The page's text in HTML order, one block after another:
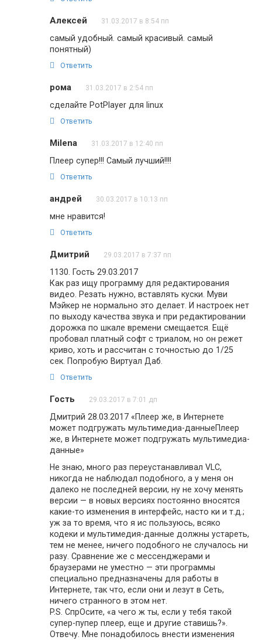
Алексей 31.03.2017 в 8:54 пп
самый удобный. самый красивый. самый
понятный)
Ответить
рома 31.03.2017 в 2:54 пп
сделайте PotPlayer для linux
Ответить
Milena 31.03.2017 в 12:40 пп
Плеер супер!!! Самый лучший!!!!
Ответить
андрей 30.03.2017 в 10:13 пп
мне нравится!
Ответить
Дмитрий 29.03.2017 в 7:37 пп
1130. Гость 29.03.2017
Как раз ищу программу для редактирования
видео. Резать нужно, вставлять куски. Муви
Мэйкер не нормально это делает. И настроек нет
по выходу качества звука и при редактировании
дорожка по шкале времени смещается. Ещё
пробовал платный софт с триалом, но он режет
криво, хоть и рассчитан с точностью до 1/25
сек. Попробую Виртуал Даб.
Ответить
Гость 29.03.2017 в 7:01 дп
Дмитрий 28.03.2017 «Плеер же, в Интернете
может подгружать мультимедиа-данныеПлеер
же, в Интернете может подгружать мультимедиа-
данные»
Не знаю, много раз переустанавливал VLC,
никогда не наблюдал подобного, а у меня он
далеко не последней версии, ну не хочу менять
версии — в новых версиях постоянно вносятся
какие-то изменения в интерфейс, насто ки и т.д.;
уж за то время, что я ис пользуюсь, всяко
кодеки и мультимедия-данные должны устареть,
тем не менее, ничего подобного не случалось ни
разу. Сравнение же с мессенджерами и
браузерами не уместно — эти программы
специально предназначены для работы в
Интернете, так что, если они и лезут в Сеть,
ничего странного в этом нет.
P.S. СпрОсите, «а чего ж ты, если у тебя такой
супер-пупер плеер, еще и другие ставишь?».
Отвечу. Мне понадобилось внести изменения